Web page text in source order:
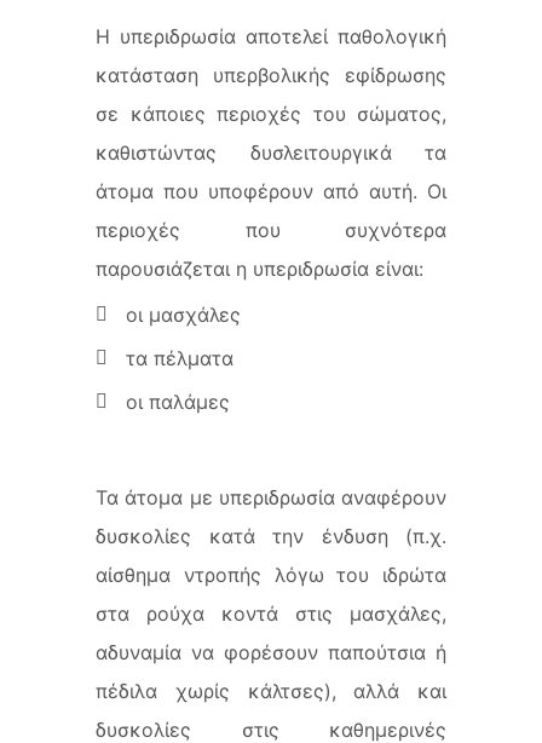
Η υπεριδρωσία αποτελεί παθολογική
κατάσταση υπερβολικής εφίδρωσης
σε κάποιες περιοχές του σώματος,
καθιστώντας δυσλειτουργικά τα
άτομα που υποφέρουν από αυτή. Οι
περιοχές που συχνότερα
παρουσιάζεται η υπεριδρωσία είναι:
οι μασχάλες
τα πέλματα
οι παλάμες
Τα άτομα με υπεριδρωσία αναφέρουν
δυσκολίες κατά την ένδυση (π.χ.
αίσθημα ντροπής λόγω του ιδρώτα
στα ρούχα κοντά στις μασχάλες,
αδυναμία να φορέσουν παπούτσια ή
πέδιλα χωρίς κάλτσες), αλλά και
δυσκολίες στις καθημερινές